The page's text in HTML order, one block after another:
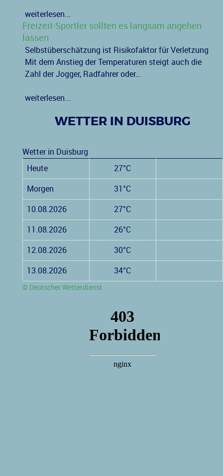
weiterlesen...
Freizeit-Sportler sollten es langsam angehen
lassen
Selbstüberschätzung ist Risikofaktor für Verletzung
Mit dem Anstieg der Temperaturen steigt auch die
Zahl der Jogger, Radfahrer oder…
weiterlesen...
WETTER IN DUISBURG
Wetter in Duisburg
Heute
27°C
Morgen 31°C
10.08.2026 27°C
11.08.2026 26°C
12.08.2026 30°C
13.08.2026 34°C
© Deutscher Wetterdienst